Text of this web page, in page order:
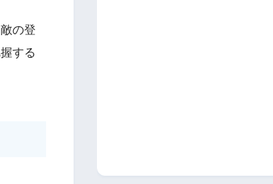
の登
する